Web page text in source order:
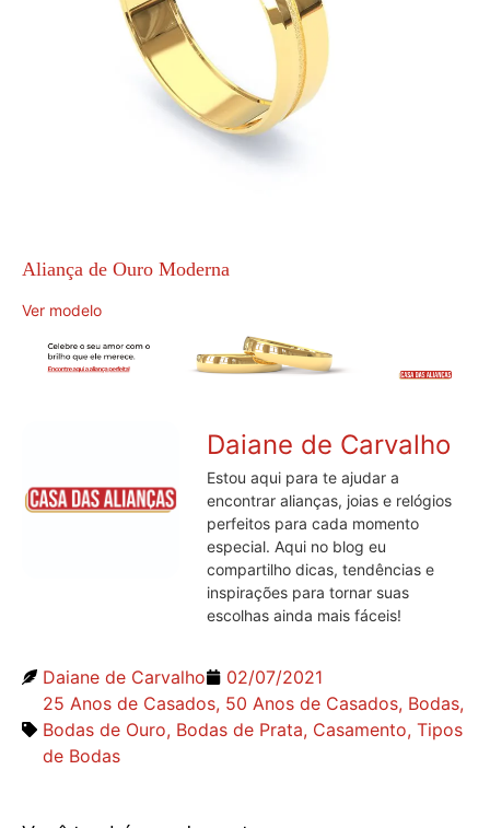
Aliança de Ouro Moderna
Ver modelo
Daiane de Carvalho
Estou aqui para te ajudar a
encontrar alianças, joias e relógios
perfeitos para cada momento
especial. Aqui no blog eu
compartilho dicas, tendências e
inspirações para tornar suas
escolhas ainda mais fáceis!
Daiane de Carvalho
02/07/2021
25 Anos de Casados, 50 Anos de Casados, Bodas,
Bodas de Ouro, Bodas de Prata, Casamento, Tipos
de Bodas